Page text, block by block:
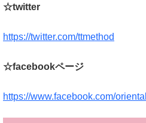
☆twitter
https://twitter.com/ttmethod
☆facebookページ
https://www.facebook.com/